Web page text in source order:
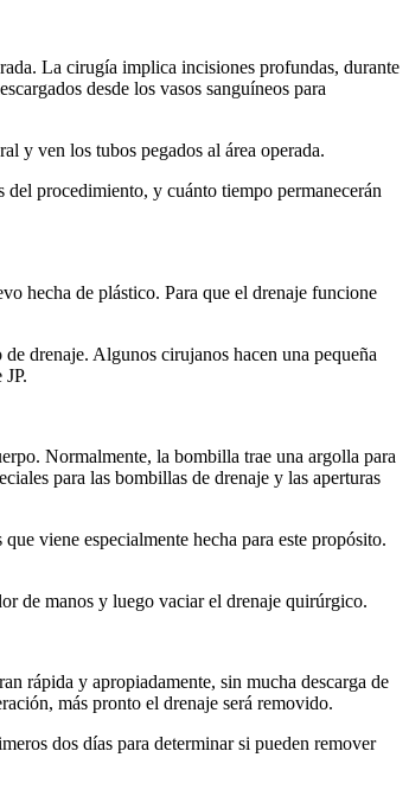
La cirugía implica incisiones profundas, durante
desde los vasos sanguíneos para
y ven los tubos pegados al área operada.
del procedimiento, y cuánto tiempo permanecerán
hecha de plástico. Para que el drenaje funcione
drenaje. Algunos cirujanos hacen una pequeña
Normalmente, la bombilla trae una argolla para
para las bombillas de drenaje y las aperturas
viene especialmente hecha para este propósito.
de manos y luego vaciar el drenaje quirúrgico.
rápida y apropiadamente, sin mucha descarga de
más pronto el drenaje será removido.
dos días para determinar si pueden remover